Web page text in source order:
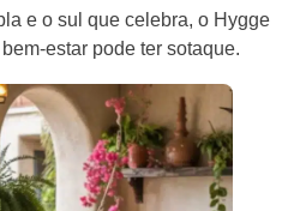
e o sul que celebra, o Hygge
estar pode ter sotaque.